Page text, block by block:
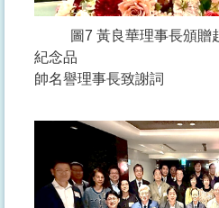
圖7 黃良華理事長頒贈趙
紀念品
帥名譽理事長致謝